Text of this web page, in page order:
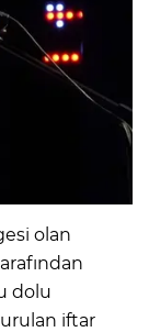
olan
dolu
iftar